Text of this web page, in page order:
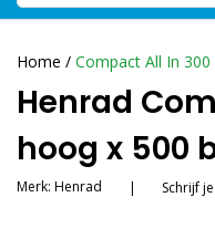
Home / Compact All In
Henrad
hoog x 500
Merk: Henrad | Schrijf